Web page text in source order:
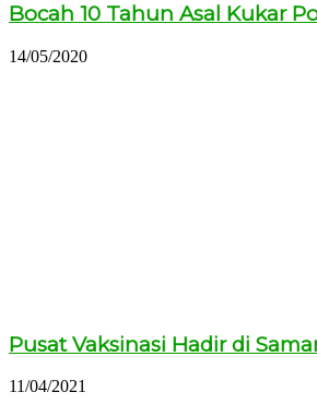
Bocah 10 Tahun Asal Kukar
14/05/2020
Pusat Vaksinasi Hadir di
11/04/2021